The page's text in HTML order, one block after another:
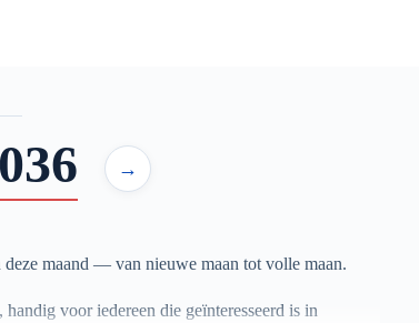
→
deze maand — van nieuwe maan tot volle maan.
voor iedereen die geïnteresseerd is in